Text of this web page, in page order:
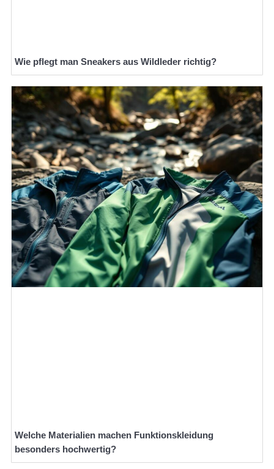
Wie pflegt man Sneakers aus Wildleder richtig?
Welche Materialien machen Funktionskleidung
besonders hochwertig?